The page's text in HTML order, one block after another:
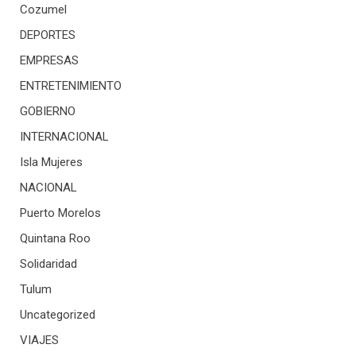
Cozumel
DEPORTES
EMPRESAS
ENTRETENIMIENTO
GOBIERNO
INTERNACIONAL
Isla Mujeres
NACIONAL
Puerto Morelos
Quintana Roo
Solidaridad
Tulum
Uncategorized
VIAJES